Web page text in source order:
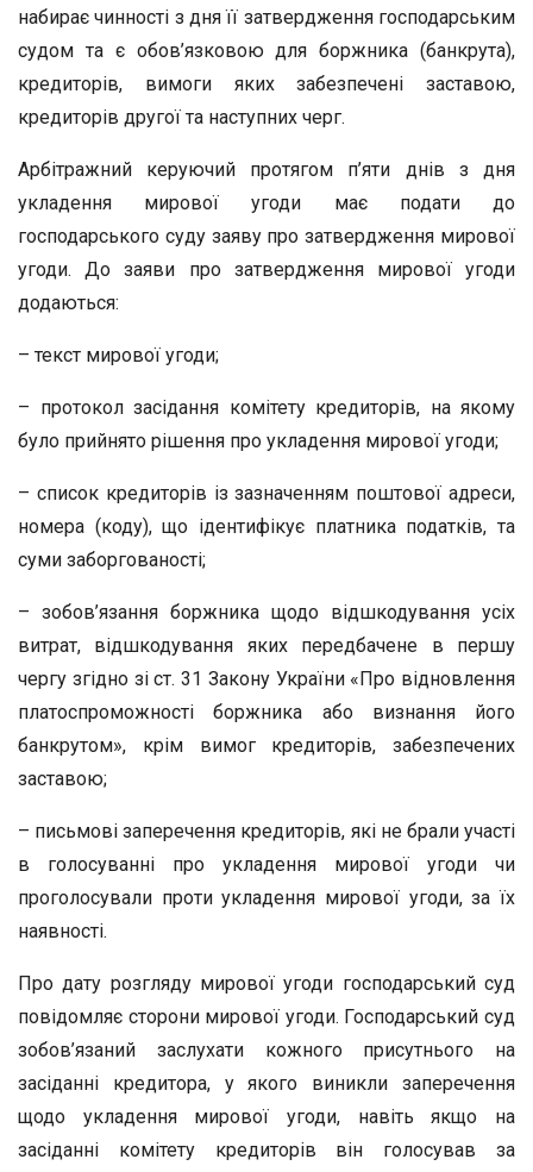
набирає чинності з дня її затвердження господарським
судом та є обов’язковою для боржника (банкрута),
кредиторів, вимоги яких забезпечені заставою,
кредиторів другої та наступних черг.
Арбітражний керуючий протягом п’яти днів з дня
укладення мирової угоди має подати до
господарського суду заяву про затвердження мирової
угоди. До заяви про затвердження мирової угоди
додаються:
– текст мирової угоди;
– протокол засідання комітету кредиторів, на якому
було прийнято рішення про укладення мирової угоди;
– список кредиторів із зазначенням поштової адреси,
номера (коду), що ідентифікує платника податків, та
суми заборгованості;
– зобов’язання боржника щодо відшкодування усіх
витрат, відшкодування яких передбачене в першу
чергу згідно зі ст. 31 Закону України «Про відновлення
платоспроможності боржника або визнання його
банкрутом», крім вимог кредиторів, забезпечених
заставою;
– письмові заперечення кредиторів, які не брали участі
в голосуванні про укладення мирової угоди чи
проголосували проти укладення мирової угоди, за їх
наявності.
Про дату розгляду мирової угоди господарський суд
повідомляє сторони мирової угоди. Господарський суд
зобов’язаний заслухати кожного присутнього на
засіданні кредитора, у якого виникли заперечення
щодо укладення мирової угоди, навіть якщо на
засіданні комітету кредиторів він голосував за